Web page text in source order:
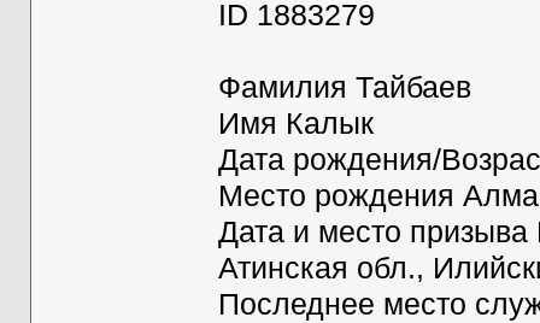
ID 1883279
Фамилия Тайбаев
Имя Калык
Дата рождения/
Место рождения
Дата и место
Атинская обл.,
Последнее место